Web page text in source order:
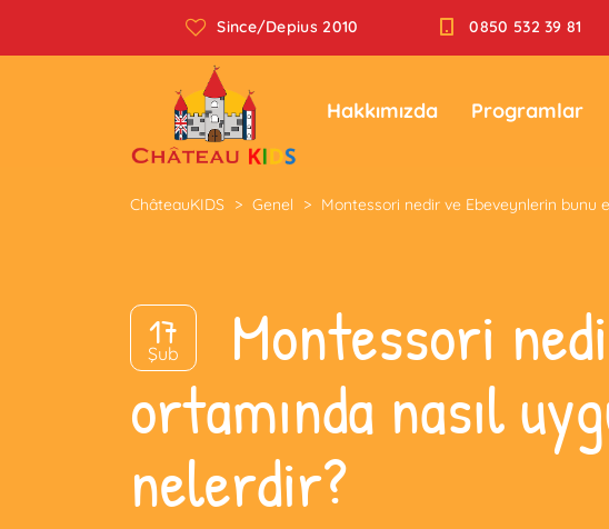
Since/Depius 2010 0850 532 39 81
Hakkımızda Programlar
ChâteauKIDS > Genel > Montessori nedir ve Ebeveynlerin bunu
17
Şub
Montessori
ortamında nasıl
nelerdir?